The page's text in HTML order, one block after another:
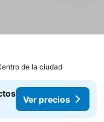
de la ciudad
Ver precios